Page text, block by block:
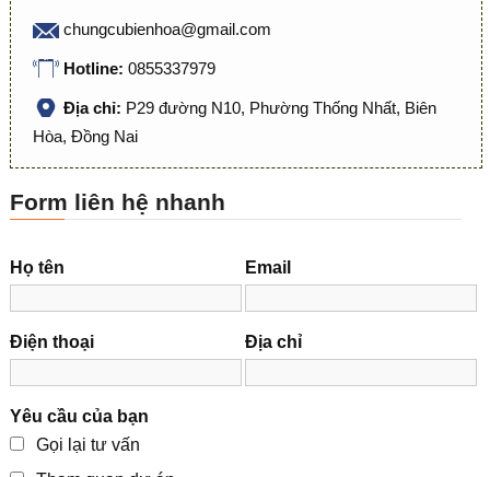
chungcubienhoa@gmail.com
Hotline: 0855337979
Địa chỉ: P29 đường N10, Phường Thống Nhất, Biên
Hòa, Đồng Nai
Form liên hệ nhanh
Họ tên Email
Điện thoại Địa chỉ
Yêu cầu của bạn
Gọi lại tư vấn